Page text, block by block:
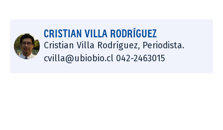
CRISTIAN VILLA RODRÍGUEZ
Cristian Villa Rodríguez, Periodista.
cvilla@ubiobio.cl 042-2463015